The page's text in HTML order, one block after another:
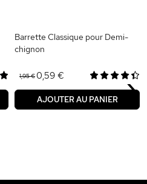
Barrette Classique pour Demi-
chignon
1,95 €0,59 €
AJOUTER AU PANIER ›